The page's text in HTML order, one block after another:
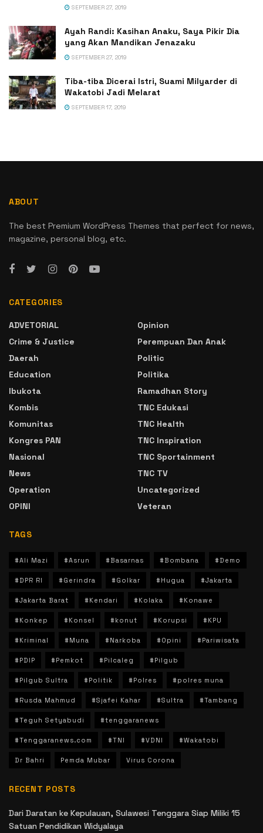
SEPTEMBER 27, 2019
Ayah Randi: Kasihan Anaku, Saya Pikir Dia
yang Akan Mandikan Jenazaku
SEPTEMBER 27, 2019
Tiba-tiba Dicerai Istri, Suami Milyarder di
Wakatobi Jadi Melarat
SEPTEMBER 17, 2019
ABOUT
The best Premium WordPress Themes that perfect for news,
magazine, personal blog, etc.
CATEGORIES
ADVETORIAL
Crime & Justice
Daerah
Education
Ibukota
Kombis
Komunitas
Kongres PAN
Nasional
News
Operation
OPINI
Opinion
Perempuan Dan Anak
Politic
Politika
Ramadhan Story
TNC Edukasi
TNC Health
TNC Inspiration
TNC Sportainment
TNC TV
Uncategorized
Veteran
TAGS
#Ali Mazi #Asrun #Basarnas #Bombana #Demo
#DPR RI #Gerindra #Golkar #Hugua #Jakarta
#Jakarta Barat #Kendari #Kolaka #Konawe
#Konkep #Konsel #konut #Korupsi #KPU
#Kriminal #Muna #Narkoba #Opini #Pariwisata
#PDIP #Pemkot #Pilcaleg #Pilgub
#Pilgub Sultra #Politik #Polres #polres muna
#Rusda Mahmud #Sjafei Kahar #Sultra #Tambang
#Teguh Setyabudi #tenggaranews
#Tenggaranews.com #TNI #VDNI #Wakatobi
Dr Bahri Pemda Mubar Virus Corona
RECENT POSTS
Dari Daratan ke Kepulauan, Sulawesi Tenggara Siap Miliki 15
Satuan Pendidikan Widyalaya